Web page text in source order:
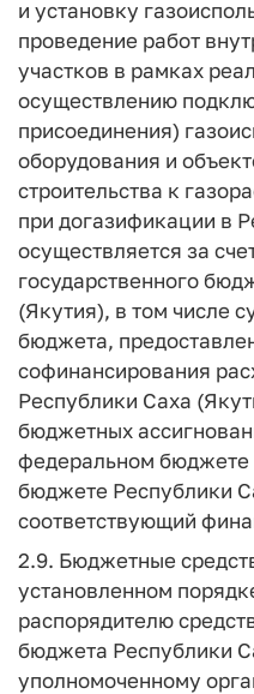
и установку
проведение работ
участков в рамках
осуществлению
присоединения)
оборудования и
строительства к
при догазификации в
осуществляется за
государственного
(Якутия), в том числе
бюджета,
софинансирования
Республики Саха
бюджетных
федеральном бюджете
бюджете Республики
соответствующий
2.9. Бюджетные
установленном
распорядителю
бюджета Республики
уполномоченному